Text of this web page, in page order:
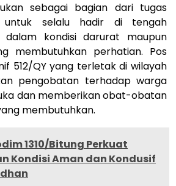
sebagai bagian dari tugas
untuk selalu hadir di tengah
dalam kondisi darurat maupun
membutuhkan perhatian. Pos
512/QY yang terletak di wilayah
pengobatan terhadap warga
dan memberikan obat-obatan
membutuhkan.
1310/Bitung Perkuat
Kondisi Aman dan Kondusif